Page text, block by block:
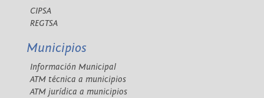
CIPSA
REGTSA
Municipios
Información Municipal
ATM técnica a municipios
ATM jurídica a municipios